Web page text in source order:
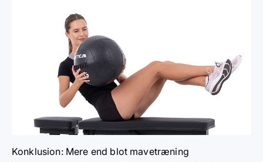
Konklusion: Mere end blot mavetræning